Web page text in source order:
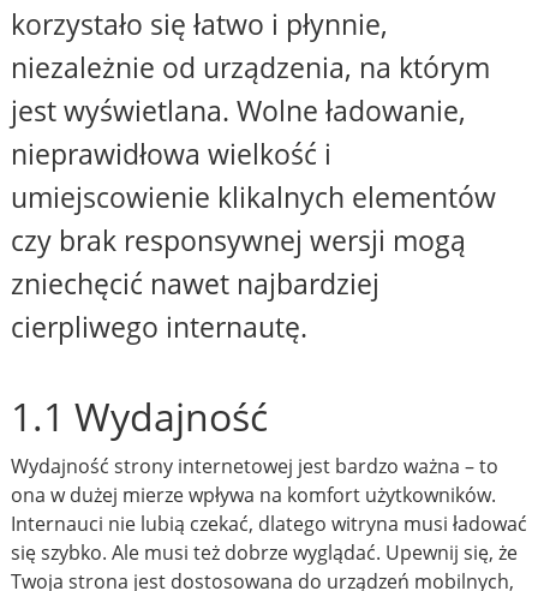
korzystało się łatwo i płynnie,
niezależnie od urządzenia, na którym
jest wyświetlana. Wolne ładowanie,
nieprawidłowa wielkość i
umiejscowienie klikalnych elementów
czy brak responsywnej wersji mogą
zniechęcić nawet najbardziej
cierpliwego internautę.
1.1 Wydajność
Wydajność strony internetowej jest bardzo ważna – to
ona w dużej mierze wpływa na komfort użytkowników.
Internauci nie lubią czekać, dlatego witryna musi ładować
się szybko. Ale musi też dobrze wyglądać. Upewnij się, że
Twoja strona jest dostosowana do urządzeń mobilnych,